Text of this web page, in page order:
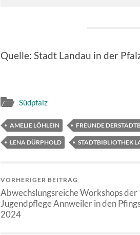
Quelle: Stadt Landau in der
Südpfalz
AMELIE LÖHLEIN FREUNDE
LENA DÜRPHOLD STADTBIBLIOTHEK
VORHERIGER BEITRAG
Abwechslungsreiche Workshops der
Jugendpflege Annweiler in den
2024